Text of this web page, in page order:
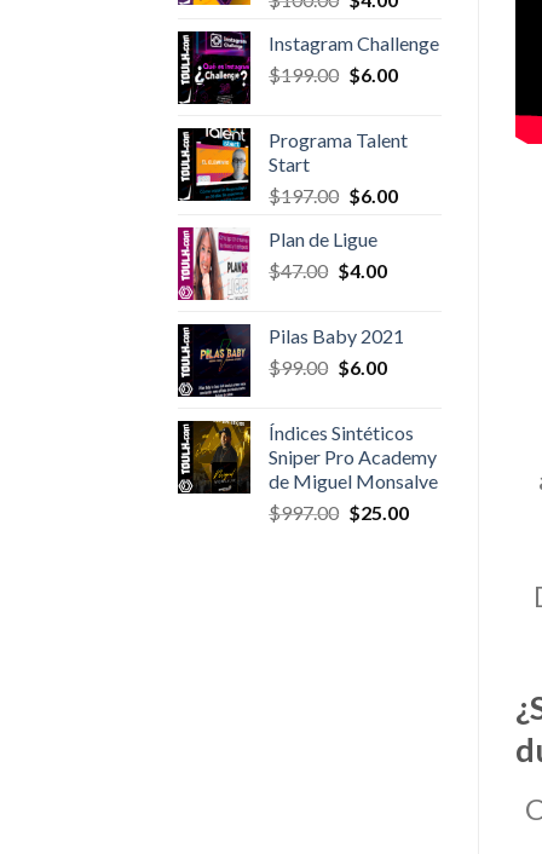
was:
$100.00.
is:
$4.00.
Instagram Challenge
$199.00 Original
$199.00.
$6.00Current
$6.00.
Programa Talent
Start
$197.00 Original
was:
$197.00.
$6.00Current
Plan de Ligue
$47.00 Original
$47.00.
$4.00Current
$4.00.
Pilas Baby 2021
$99.00 Original
$99.00.
$6.00Current
$6.00.
Índices Sintéticos
Sniper Pro Academy
de Miguel Monsalve
$997.00 Original
$25.00Current